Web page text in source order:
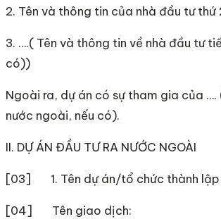
2. Tên và thông tin của nhà đầu tư thứ
3. ….( Tên và thông tin về nhà đầu tư
có))
Ngoài ra, dự án có sự tham gia của
nước ngoài, nếu có).
II. DỰ ÁN ĐẦU TƯ RA NƯỚC NGOÀI
[03] 1. Tên dự án/tổ chức thành lập
[04] Tên giao dịch: